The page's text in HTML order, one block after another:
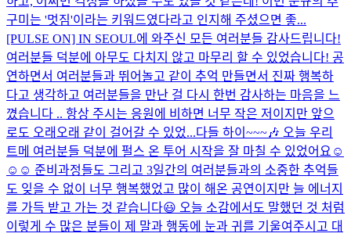
구미는 '멋짐'이라는 키워드였다라고 인지해 주셨으면 좋...
[PULSE ON] IN SEOUL에 와주신 모든 여러분들 감사드립니다!
여러분들 덕분에 아무도 다치지 않고 마무리 할 수 있었습니다! 공
연하면서 여러분들과 뛰어놀고 같이 추억 만들면서 진짜 행복하
다고 생각하고 여러분들을 만난 걸 다시 한번 감사하는 마음을 느
꼈습니다 .. 항상 주시는 응원에 비하면 너무 작은 저이지만 앞으
로도 오래오래 같이 걸어갈 수 있었...다들 하이~~~🎶 오늘 우리
트메 여러분들 덕분에 펄스 온 투어 시작을 잘 마칠 수 있었어요☺️
☺️☺️ 준비과정들도 그리고 3일간의 여러분들과의 소중한 추억들
도 잊을 수 없이 너무 행복했었고 많이 해온 공연이지만 늘 에너지
를 가득 받고 가는 것 같습니다😃 오늘 소감에서도 말했던 것 처럼
이렇게 수 많은 분들이 제 말과 행동에 눈과 귀를 기울여주시고 대